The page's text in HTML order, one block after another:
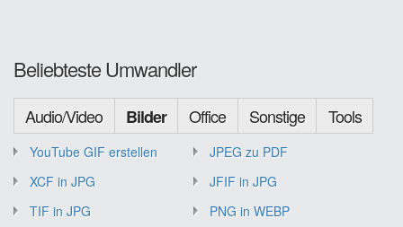
Beliebteste Umwandler
Audio/Video Bilder Office Sonstige Tools
YouTube GIF erstellen
JPEG zu PDF
XCF in JPG
JFIF in JPG
TIF in JPG
PNG in WEBP